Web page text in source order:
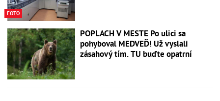
FOTO
POPLACH V MESTE Po ulici sa
pohyboval MEDVEĎ! Už vyslali
zásahový tím. TU buďte opatrní